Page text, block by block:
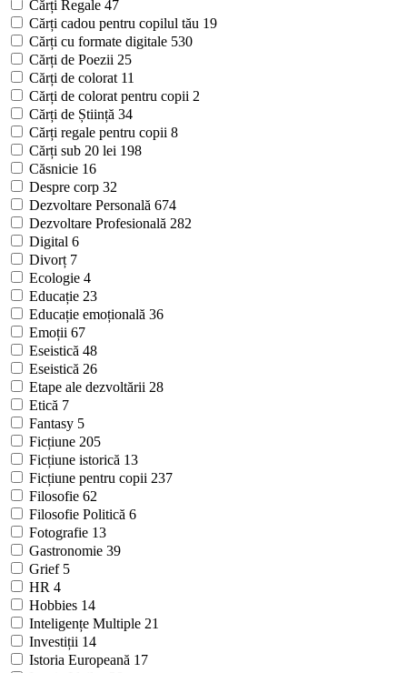
Cărți Regale 47
Cărți cadou pentru copilul tău 19
Cărți cu formate digitale 530
Cărți de Poezii 25
Cărți de colorat 11
Cărți de colorat pentru copii 2
Cărți de Știință 34
Cărți regale pentru copii 8
Cărți sub 20 lei 198
Căsnicie 16
Despre corp 32
Dezvoltare Personală 674
Dezvoltare Profesională 282
Digital 6
Divorț 7
Ecologie 4
Educație 23
Educație emoțională 36
Emoții 67
Eseistică 48
Eseistică 26
Etape ale dezvoltării 28
Etică 7
Fantasy 5
Ficțiune 205
Ficțiune istorică 13
Ficțiune pentru copii 237
Filosofie 62
Filosofie Politică 6
Fotografie 13
Gastronomie 39
Grief 5
HR 4
Hobbies 14
Inteligențe Multiple 21
Investiții 14
Istoria Europeană 17